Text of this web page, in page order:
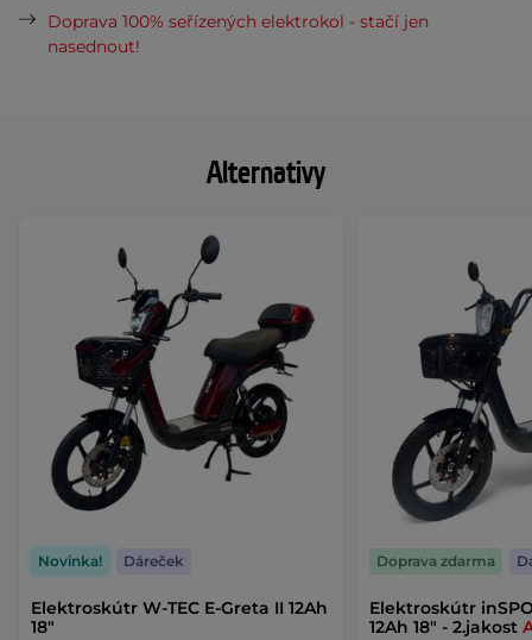
Alternativy
Elektroskútr W-TEC E-Greta II 12Ah
18"
Novinka! Dáreček
Elektroskútr
12Ah 18" - 2.jakost
Doprava zdarma
Doprava 100% seřízených elektrokol - stačí jen
nasednout!